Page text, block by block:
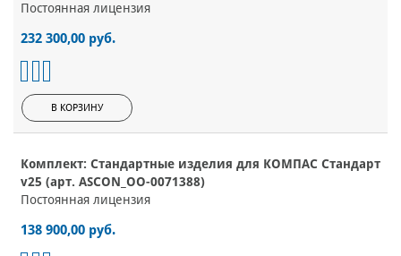
Постоянная лицензия
232 300,00 руб.
В КОРЗИНУ
Комплект: Стандартные изделия для КОМПАС Стандарт
v25 (арт. ASCON_ОО-0071388)
Постоянная лицензия
138 900,00 руб.